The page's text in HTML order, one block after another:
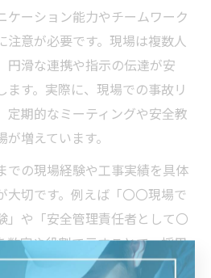
ケーション能力やチームワーク
注意が必要です。現場は複数人
円滑な連携や指示の伝達が安
ます。実際に、現場での事故リ
定期的なミーティングや安全教
増えています。
での現場経験や工事実績を具体
大切です。例えば「〇〇現場で
」や「安全管理責任者として〇
数字や役割で示すことで、採用
ます。